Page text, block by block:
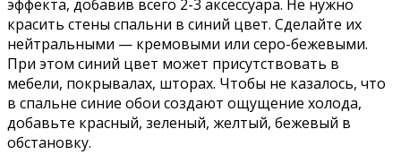
эффекта, добавив всего 2-3 аксессуара. Не нужно
красить стены спальни в синий цвет. Сделайте их
нейтральными — кремовыми или серо-бежевыми.
При этом синий цвет может присутствовать в
мебели, покрывалах, шторах. Чтобы не казалось, что
в спальне синие обои создают ощущение холода,
добавьте красный, зеленый, желтый, бежевый в
обстановку.